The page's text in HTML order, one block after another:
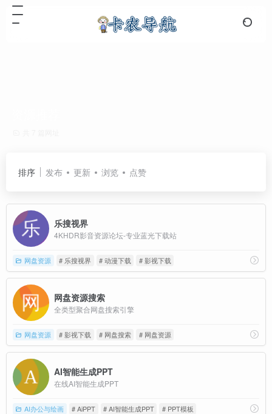
排序 发布 更新 浏览 点赞
乐搜视界
4KHDR影音资源论坛-专业蓝光下载站
网盘资源 # 乐搜视界 # 动漫下载 # 影视下载
网盘资源搜索
全类型聚合网盘搜索引擎
网盘资源 # 影视下载 # 网盘搜索 # 网盘资源
AI智能生成PPT
在线AI智能生成PPT
AI办公与绘画 # AiPPT # AI智能生成PPT # PPT模板